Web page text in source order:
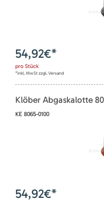
54,92€*
pro Stück
*inkl. MwSt zzgl. Versand
Klöber Abgaskalotte
KE 8065-0100
54,92€*